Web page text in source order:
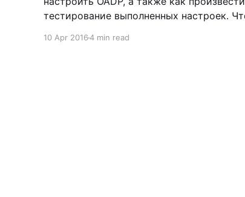
тестирование выполненных настроек. Что
ознакомиться со справочным
10 Apr 20164 min read